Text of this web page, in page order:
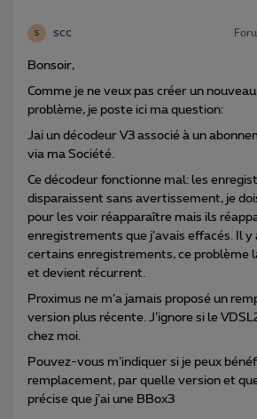
S scc
Bonsoir,
Comme je ne veux pas créer un
problème, je poste ici ma question:
Jai un décodeur V3 associé à un
via ma Société.
Ce décodeur fonctionne mal: les
disparaissent sans avertissement, je
pour les voir réapparaître mais ils
enregistrements que j’avais effacés. Il y
certains enregistrements, ce problème
et devient récurrent.
Proximus ne m’a jamais proposé un
version plus récente. J’ignore si le
chez moi.
Pouvez-vous m’indiquer si je peux
remplacement, par quelle version et
précise que j’ai une BBox3